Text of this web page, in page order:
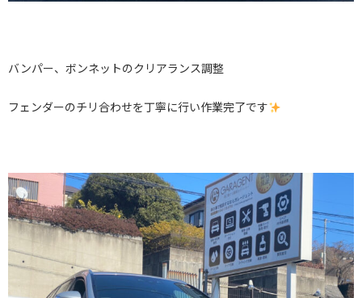
バンパー、ボンネットのクリアランス調整
フェンダーのチリ合わせを丁寧に行い作業完了です